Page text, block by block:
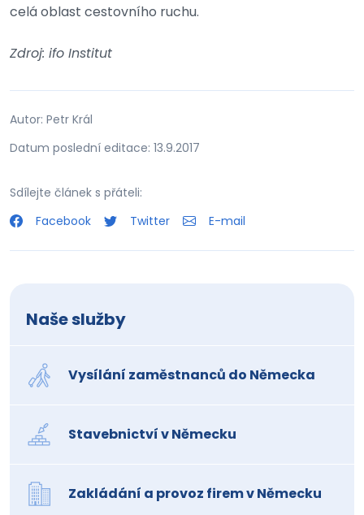
celá oblast cestovního ruchu.
Zdroj: ifo Institut
Autor: Petr Král
Datum poslední editace: 13.9.2017
Sdílejte článek s přáteli:
Facebook
Twitter E-mail
Naše služby
Vysílání zaměstnanců do Německa
Stavebnictví v Německu
Zakládání a provoz firem v Německu